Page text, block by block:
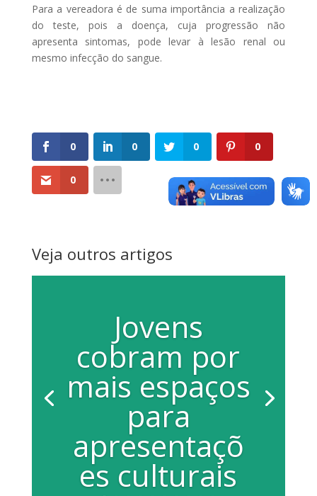
Para a vereadora é de suma importância a realização
do teste, pois a doença, cuja progressão não
apresenta sintomas, pode levar à lesão renal ou
mesmo infecção do sangue.
0 0 0 0
0
Veja outros artigos
Jovens
cobram por
mais espaços
para
apresentaçõ
es culturais